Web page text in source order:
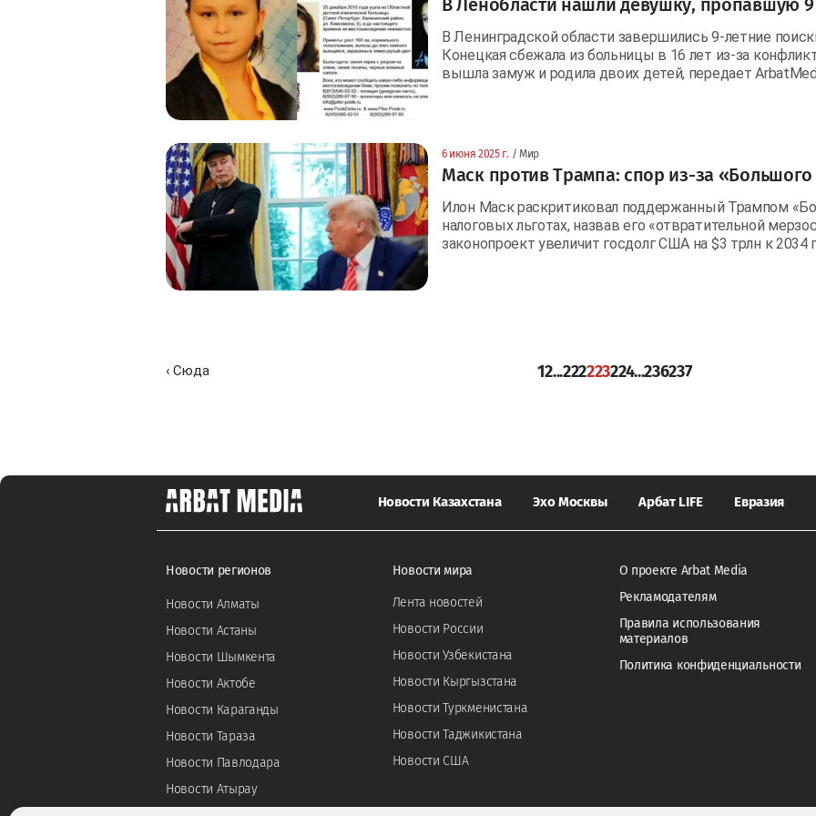
В Ленинградской области завершились 9-летние
Конецкая сбежала из больницы в 16 лет из-за
вышла замуж и родила двоих детей, передает
6 июня 2025 г. / Мир
Маск против Трампа: спор из-за
Илон Маск раскритиковал поддержанный Трампом
налоговых льготах, назвав его «отвратительной
законопроект увеличит госдолг США на $3 трлн к 2034
‹ Сюда 12...222223224...236237
Новости Казахстана Эхо Москвы Арбат LIFE Евразия
Новости регионов
Новости Алматы
Новости Астаны
Новости Шымкента
Новости Актобе
Новости Караганды
Новости Тараза
Новости Павлодара
Новости Атырау
Новости мира
Лента новостей
Новости России
Новости Узбекистана
Новости Кыргызстана
Новости Туркменистана
Новости Таджикистана
Новости США
О проекте Arbat Media
Рекламодателям
Правила использования
материалов
Политика конфиденциальности